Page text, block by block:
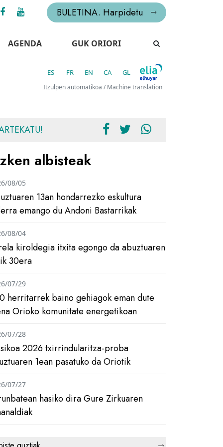
BULETINA. Harpidetu
AGENDA GUK ORIORI
ES FR EN CA GL
Itzulpen automatikoa / Machine translation
albisteak
13an hondarrezko eskultura
emango du Andoni Bastarrikak
08/05
kiroldegia itxita egongo da abuztuaren
30era
08/04
herritarrek baino gehiagok eman dute
Orioko komunitate energetikoan
07/29
2026 txirrindularitza-proba
1ean pasatuko da Oriotik
07/28
hasiko dira Gure Zirkuaren
07/27